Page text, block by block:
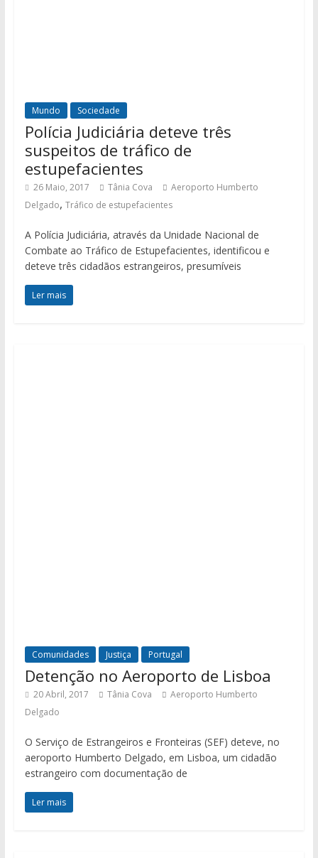
Mundo Sociedade
Polícia Judiciária deteve três
suspeitos de tráfico de
estupefacientes
26 Maio, 2017 Tânia Cova
Aeroporto Humberto
Delgado, Tráfico de estupefacientes
A Polícia Judiciária, através da Unidade Nacional de
Combate ao Tráfico de Estupefacientes, identificou e
deteve três cidadãos estrangeiros, presumíveis
Ler mais
Comunidades Justiça Portugal
Detenção no Aeroporto de Lisboa
20 Abril, 2017 Tânia Cova
Aeroporto Humberto
Delgado
O Serviço de Estrangeiros e Fronteiras (SEF) deteve, no
aeroporto Humberto Delgado, em Lisboa, um cidadão
estrangeiro com documentação de
Ler mais